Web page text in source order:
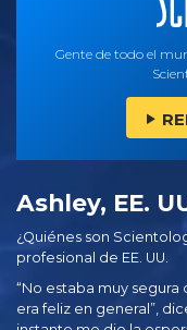
Gente de todo el
Ashley, EE.
¿Quiénes son
profesional de EE. UU.
“No estaba muy segura
era feliz en general”,